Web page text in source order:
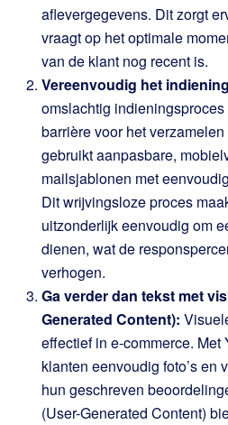
aflevergegevens. Dit zorgt
vraagt op het optimale
van de klant nog recent is.
Vereenvoudig het
omslachtig
barrière voor het
gebruikt aanpasbare,
mailsjablonen met
Dit wrijvingsloze proces
uitzonderlijk eenvoudig om
dienen, wat de
verhogen.
Ga verder dan tekst met
Generated Content):
effectief in e-commerce. Met
klanten eenvoudig foto’s en
hun geschreven
(User-Generated Content)